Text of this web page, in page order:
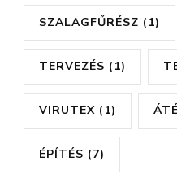
SZALAGFŰRÉSZ (1)
TERVEZÉS (1)
VIRUTEX (1)
ÉPÍTÉS (7)